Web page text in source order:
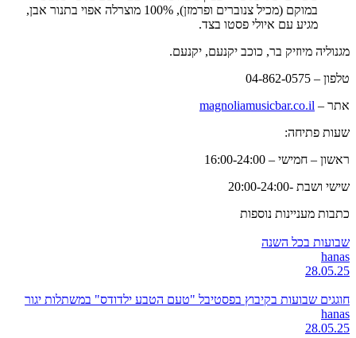
במוקם (מכיל צנוברים ופרמזן), 100% מוצרלה אפוי בתנור אבן,
מגיע עם איולי פסטו בצד.
מגנוליה מיוזיק בר, כוכב יקנעם, יקנעם.
טלפון – 04-862-0575
אתר – magnoliamusicbar.co.il
שעות פתיחה:
ראשון – חמישי – 16:00-24:00
שישי ושבת -20:00-24:00
כתבות מעניינות נוספות
שבועות בכל השנה
hanas
28.05.25
חוגגים שבועות בקיבוץ בפסטיבל "טעם הטבע ילדודס" במשתלות יגור
hanas
28.05.25